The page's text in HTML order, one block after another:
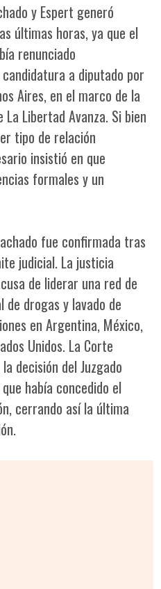
y Espert generó
últimas horas, ya que el
renunciado
a diputado por
Aires, en el marco de la
Libertad Avanza. Si bien
tipo de relación
insistió en que
formales y un
fue confirmada tras
judicial. La justicia
de liderar una red de
drogas y lavado de
en Argentina, México,
Unidos. La Corte
decisión del Juzgado
había concedido el
cerrando así la última